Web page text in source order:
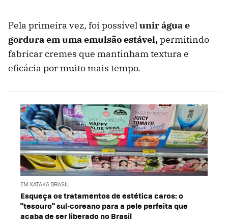
Pela primeira vez, foi possívelunir água e
gordura em uma emulsão estável,permitindo
fabricar cremes que mantinham textura e
eficácia por muito mais tempo.
EM XATAKA BRASIL
Esqueça os tratamentos de estética caros: o
"tesouro" sul-coreano para a pele perfeita que
acaba de ser liberado no Brasil